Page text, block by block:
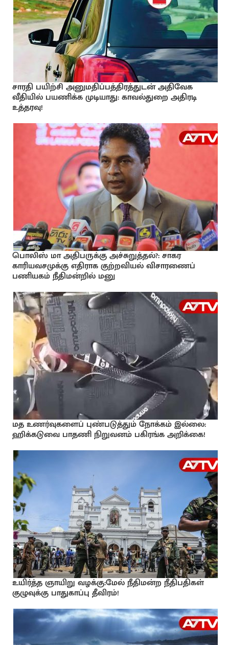
சாரதி பயிற்சி அனுமதிப்பத்திரத்துடன் அதிவேக
வீதியில் பயணிக்க முடியாது: காவல்துறை அதிரடி
உத்தரவு!
பொலிஸ் மா அதிபருக்கு அச்சுறுத்தல்?: சாகர
காரியவசமுக்கு எதிராக குற்றவியல் விசாரணைப்
பணியகம் நீதிமன்றில் மனு
மத உணர்வுகளைப் புண்படுத்தும் நோக்கம் இல்லை:
ஹிக்கடுவை பாதணி நிறுவனம் பகிரங்க அறிக்கை!
உயிர்த்த ஞாயிறு வழக்கு:மேல் நீதிமன்ற நீதிபதிகள்
குழுவுக்கு பாதுகாப்பு தீவிரம்!